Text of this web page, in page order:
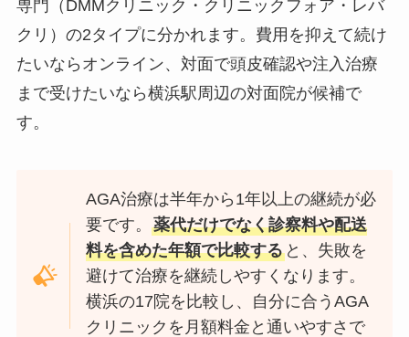
専門（DMMクリニック・クリニックフォア・レバ
クリ）の2タイプに分かれます。費用を抑えて続け
たいならオンライン、対面で頭皮確認や注入治療
まで受けたいなら横浜駅周辺の対面院が候補で
す。
AGA治療は半年から1年以上の継続が必
要です。薬代だけでなく診察料や配送
料を含めた年額で比較する と、失敗を
避けて治療を継続しやすくなります。
横浜の17院を比較し、自分に合うAGA
クリニックを月額料金と通いやすさで